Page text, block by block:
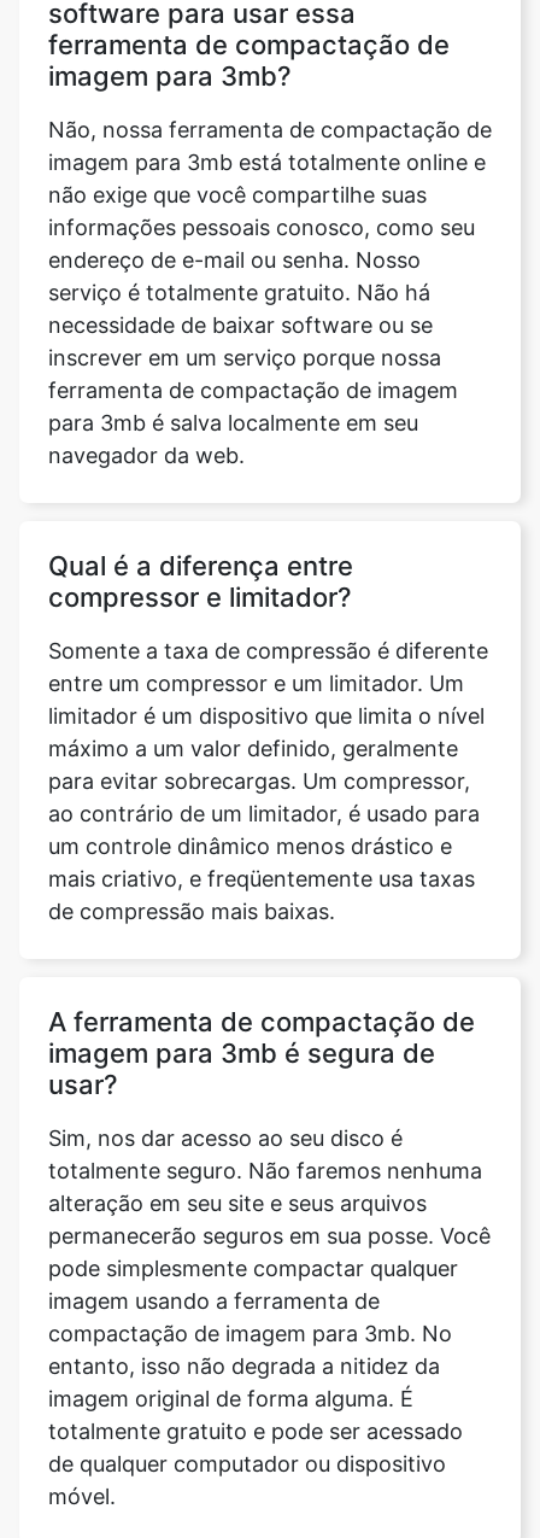
Não, nossa ferramenta de compactação de
imagem para 3mb está totalmente online e
informações pessoais conosco, como seu
endereço de e-mail ou senha. Nosso
serviço é totalmente gratuito. Não há
necessidade de baixar software ou se
inscrever em um serviço porque nossa
ferramenta de compactação de imagem
para 3mb é salva localmente em seu
navegador da web.
Qual é a diferença entre
Somente a taxa de compressão é diferente
entre um compressor e um limitador. Um
máximo a um valor definido, geralmente
para evitar sobrecargas. Um compressor,
ao contrário de um limitador, é usado para
um controle dinâmico menos drástico e
mais criativo, e freqüentemente usa taxas
de compressão mais baixas.
A ferramenta de compactação de
Sim, nos dar acesso ao seu disco é
totalmente seguro. Não faremos nenhuma
permanecerão seguros em sua posse. Você
pode simplesmente compactar qualquer
imagem usando a ferramenta de
compactação de imagem para 3mb. No
entanto, isso não degrada a nitidez da
imagem original de forma alguma. É
totalmente gratuito e pode ser acessado
de qualquer computador ou dispositivo
móvel.
Quais formatos de imagem a